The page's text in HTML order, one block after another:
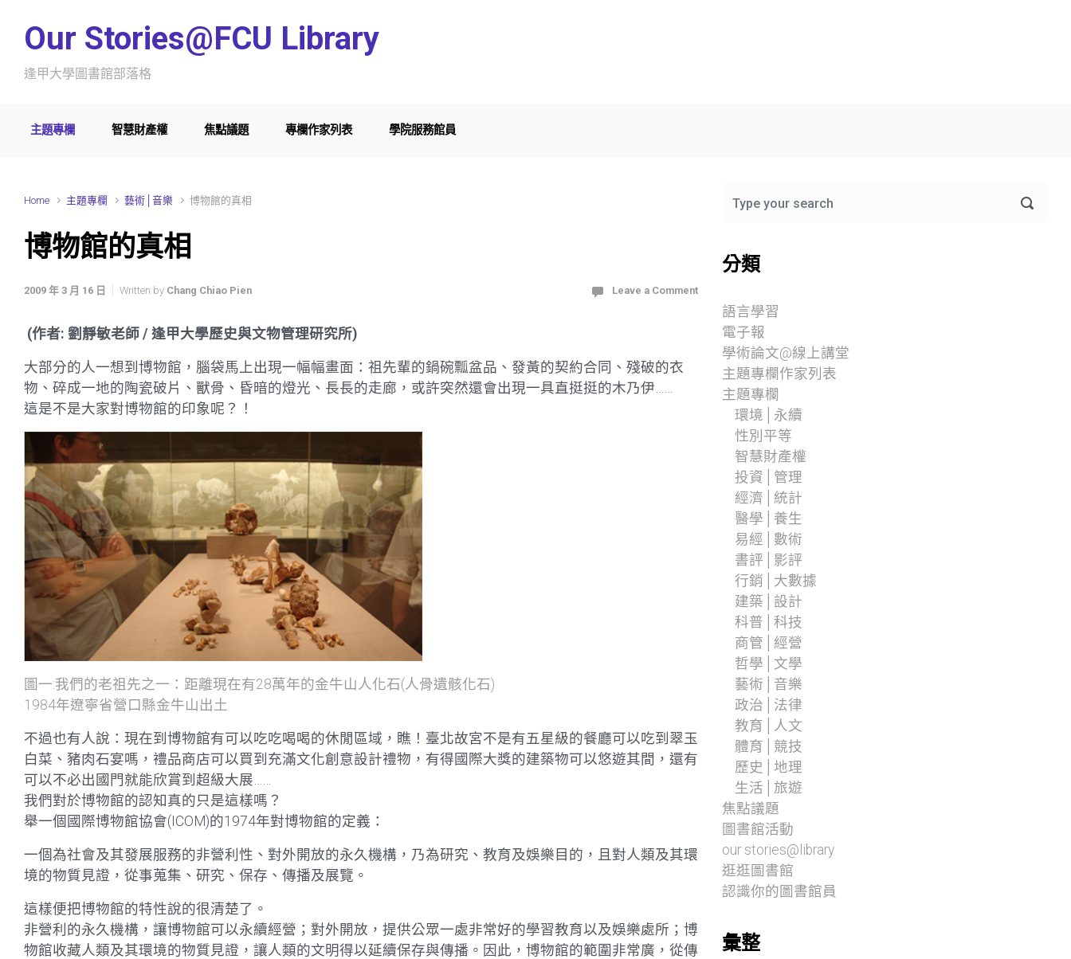
Our Stories@FCU Library
逢甲大學圖書館部落格
主題專欄 智慧財產權 焦點議題 專欄作家列表 學院服務館員
Home 主題專欄 藝術│音樂 博物館的真相
博物館的真相
2009 年 3 月 16 日 Written by Chang Chiao Pien Leave a Comment
(作者: 劉靜敏老師 / 逢甲大學歷史與文物管理研究所)
大部分的人一想到博物館，腦袋馬上出現一幅幅畫面：祖先輩的鍋碗瓢盆品、發黃的契約合同、殘破的衣
物、碎成一地的陶瓷破片、獸骨、昏暗的燈光、長長的走廊，或許突然還會出現一具直挺挺的木乃伊……
這是不是大家對博物館的印象呢？！
圖一:我們的老祖先之一：距離現在有28萬年的金牛山人化石(人骨遺骸化石)
1984年遼寧省營口縣金牛山出土
不過也有人說：現在到博物館有可以吃吃喝喝的休閒區域，瞧！臺北故宮不是有五星級的餐廳可以吃到翠玉
白菜、豬肉石宴嗎，禮品商店可以買到充滿文化創意設計禮物，有得國際大獎的建築物可以悠遊其間，還有
可以不必出國門就能欣賞到超級大展……
我們對於博物館的認知真的只是這樣嗎？
舉一個國際博物館協會(ICOM)的1974年對博物館的定義：
一個為社會及其發展服務的非營利性、對外開放的永久機構，乃為研究、教育及娛樂目的，且對人類及其環
境的物質見證，從事蒐集、研究、保存、傳播及展覽。
這樣便把博物館的特性說的很清楚了。
非營利的永久機構，讓博物館可以永續經營；對外開放，提供公眾一處非常好的學習教育以及娛樂處所；博
物館收藏人類及其環境的物質見證，讓人類的文明得以延續保存與傳播。因此，博物館的範圍非常廣，從傳
分類
語言學習
電子報
學術論文@線上講堂
主題專欄作家列表
主題專欄
環境│永續
性別平等
智慧財產權
投資│管理
經濟│統計
醫學│養生
易經│數術
書評│影評
行銷│大數據
建築│設計
科普│科技
商管│經營
哲學│文學
藝術│音樂
政治│法律
教育│人文
體育│競技
歷史│地理
生活│旅遊
焦點議題
圖書館活動
our stories@library
逛逛圖書館
認識你的圖書館員
彙整